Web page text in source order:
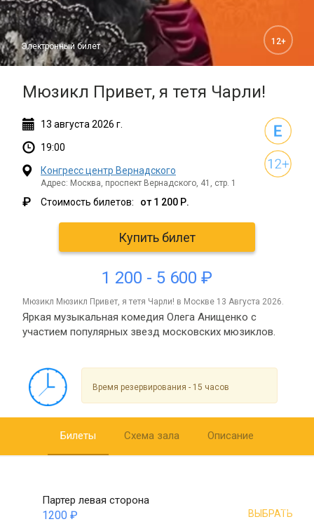
Мюзикл Привет, я тетя Чарли!
Электронный билет 12+
13 августа 2026 г.
19:00
Конгресс центр Вернадского
Адрес: Москва, проспект Вернадского, 41, стр. 1
₽ Стоимость билетов: от 1 200 Р.
Купить билет
1 200 - 5 600 ₽
мюзикл Мюзикл Привет, я тетя Чарли! в Москве 13 Августа 2026.
Яркая музыкальная комедия Олега Анищенко с
участием популярных звезд московских мюзиклов.
Время резервирования - 15 часов
Билеты Схема зала Описание
Партер левая сторона
1200 ₽ ВЫБРАТЬ